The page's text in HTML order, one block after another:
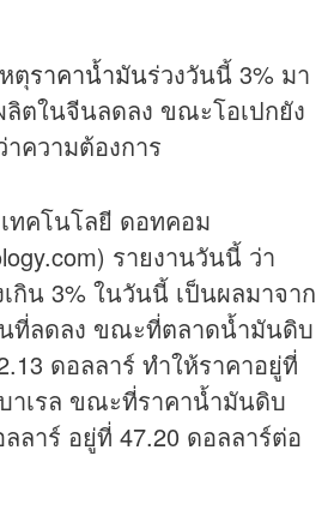
ตุราคาน้ำมันร่วงวันนี้ 3% มา
ลิตในจีนลดลง ขณะโอเปกยัง
ความต้องการ
ทคโนโลยี ดอทคอม
รายงานวันนี้ ว่า
กิน 3% ในวันนี้ เป็นผลมาจาก
ที่ลดลง ขณะที่ตลาดน้ำมันดิบ
ดอลลาร์ ทำให้ราคาอยู่ที่
าเรล ขณะที่ราคาน้ำมันดิบ
ลาร์ อยู่ที่ 47.20 ดอลลาร์ต่อ